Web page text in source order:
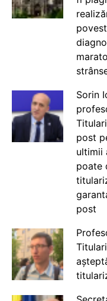
Sorin
post
ultimii
poate
post